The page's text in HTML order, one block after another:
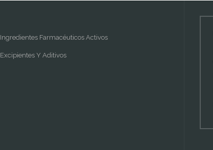
Ingredientes Farmacéuticos Activos
Excipientes Y Aditivos